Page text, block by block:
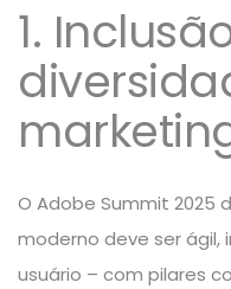
1.
O Adobe Summit 2025
moderno deve ser
usuário – com pilares